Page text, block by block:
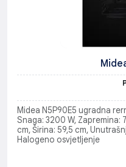
Midea N5P90E5 ugradna
Snaga: 3200 W, Zapremina:
cm, Širina: 59,5 cm,
Halogeno osvjetljenje